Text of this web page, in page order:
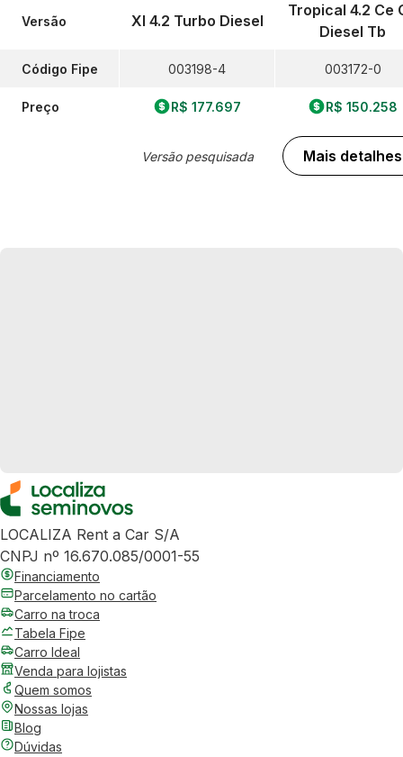
Versão
Código Fipe
Preço
Xl 4.2 Turbo Diesel
003198-4
R$ 177.697
Versão pesquisada
Tropical 4.2 Ce
Diesel Tb
003172-0
R$ 150.258
Mais detalhes
LOCALIZA Rent a Car S/A
CNPJ nº 16.670.085/0001-55
Financiamento
Parcelamento no cartão
Carro na troca
Tabela Fipe
Carro Ideal
Venda para lojistas
Quem somos
Nossas lojas
Blog
Dúvidas